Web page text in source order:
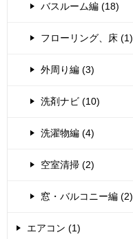
バスルーム編 (18)
フローリング、床 (1)
外周り編 (3)
洗剤ナビ (10)
洗濯物編 (4)
空室清掃 (2)
窓・バルコニー編 (2)
エアコン (1)